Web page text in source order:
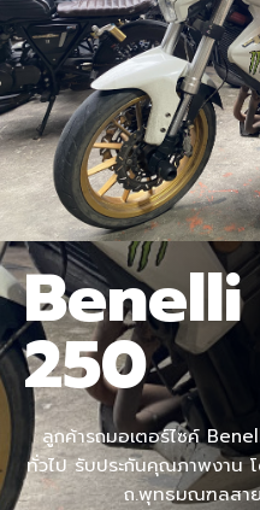
Benelli
250
ลูกค้ารถมอเตอร์ไซค์
ทั่วไป รับประกันคุณภาพงาน
ถ.พุทธมณฑลสา